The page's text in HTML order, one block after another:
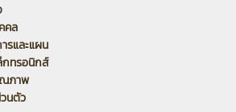
คล
รและแผน
กทรอนิกส์
ณภาพ
นตัว